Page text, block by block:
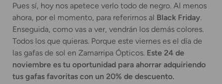
Pues sí, hoy nos apetece verlo todo de negro. Al menos
ahora, por el momento, para referirnos al Black Friday.
Enseguida, como vas a ver, vendrán los demás colores.
Todos los que quieras. Porque este viernes es el día de
las gafas de sol en Zamarripa Ópticos. Este 24 de
noviembre es tu oportunidad para ahorrar adquiriendo
tus gafas favoritas con un 20% de descuento.